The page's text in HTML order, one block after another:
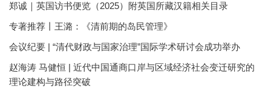
郑诚｜英国访书便览（2025）附英国所藏汉籍相关目录
专著推荐丨王潞：《清前期的岛民管理》
会议纪要 | “清代财政与国家治理”国际学术研讨会成功举办
赵海涛 马健恒 | 近代中国通商口岸与区域经济社会变迁研究的
理论建构与路径突破